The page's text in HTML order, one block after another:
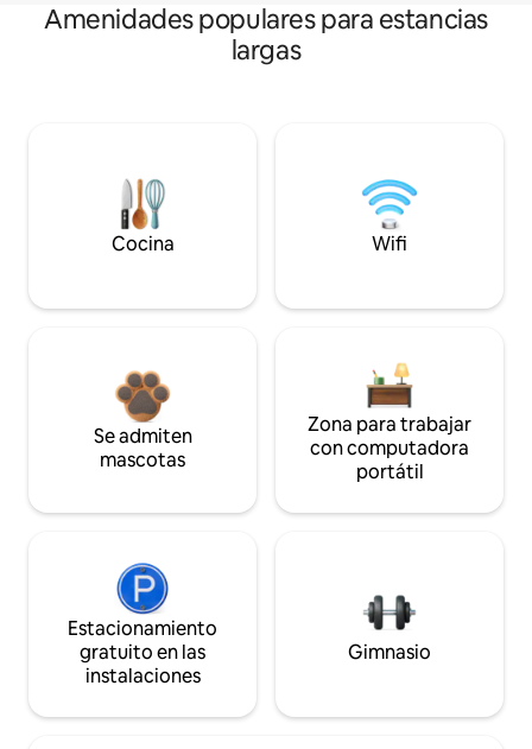
Amenidades populares para estancias
largas
Cocina Wifi
Se admiten
mascotas
Zona para trabajar
con computadora
portátil
Estacionamiento
gratuito en las
instalaciones
Gimnasio